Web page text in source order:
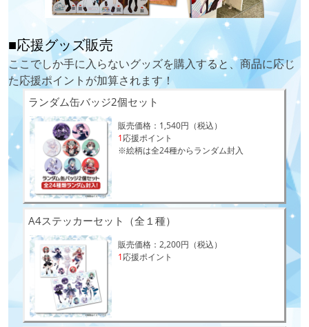
■応援グッズ販売
ここでしか手に入らないグッズを購入すると、商品に応じ
た応援ポイントが加算されます！
ランダム缶バッジ2個セット
販売価格：1,540円（税込）
1応援ポイント
※絵柄は全24種からランダム封入
A4ステッカーセット（全１種）
販売価格：2,200円（税込）
1応援ポイント